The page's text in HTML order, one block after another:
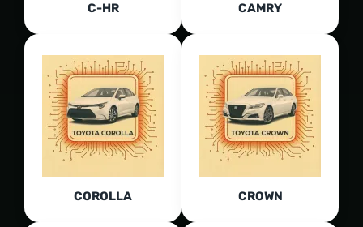
C-HR CAMRY
COROLLA CROWN